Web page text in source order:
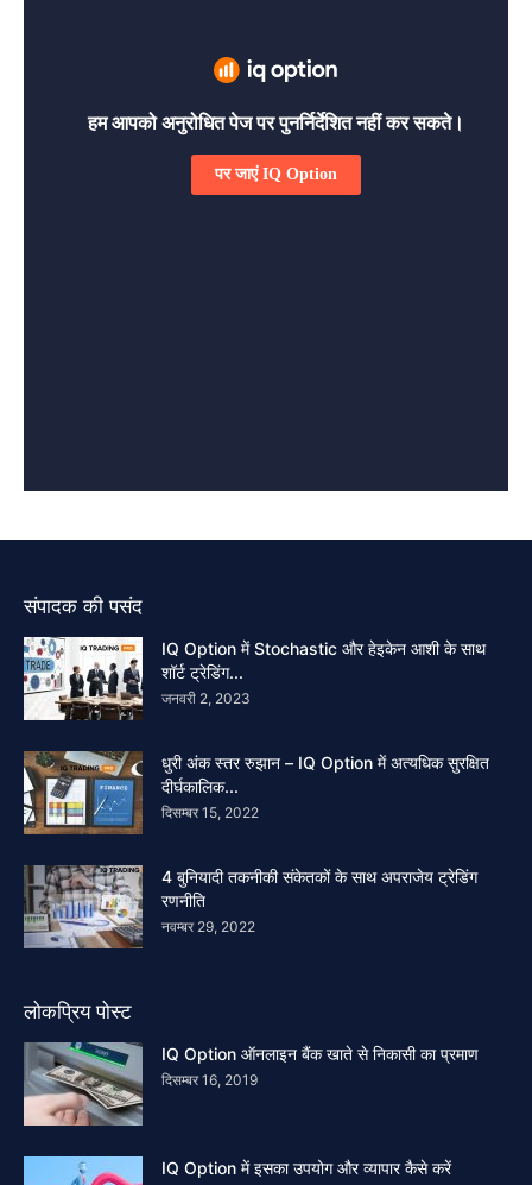
संपादक की पसंद
IQ Option में Stochastic और हेइकेन आशी के साथ
शॉर्ट ट्रेडिंग...
जनवरी 2, 2023
धुरी अंक स्तर रुझान – IQ Option में अत्यधिक सुरक्षित
दीर्घकालिक...
दिसम्बर 15, 2022
4 बुनियादी तकनीकी संकेतकों के साथ अपराजेय ट्रेडिंग
रणनीति
नवम्बर 29, 2022
लोकप्रिय पोस्ट
IQ Option ऑनलाइन बैंक खाते से निकासी का प्रमाण
दिसम्बर 16, 2019
IQ Option में इसका उपयोग और व्यापार कैसे करें